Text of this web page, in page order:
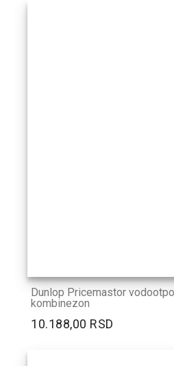
Dunlop Pricemastor
kombinezon
10.188,00 RSD